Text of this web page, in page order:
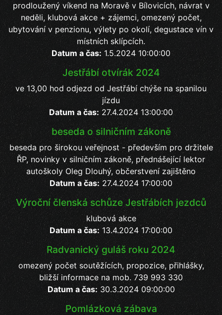
prodloužený víkend na Moravě v Bílovicích, návrat v
neděli, klubová akce + zájemci, omezený počet,
ubytování v penzionu, výlety po okolí, degustace vín v
místních sklípcích.
Datum a čas: 1.5.2024 10:00:00
Jestřábí otvírák 2024
ve 13,00 hod odjezd od Jestřábí chýše na spanilou
jízdu
Datum a čas: 27.4.2024 13:00:00
beseda o silničním zákoně
beseda pro širokou veřejnost - především pro držitele
ŘP, novinky v silničním zákoně, přednášející lektor
autoškoly Oleg Dlouhý, občerstvení zajištěno
Datum a čas: 27.4.2024 17:00:00
Výroční členská schůze Jestřábích jezdců
klubová akce
Datum a čas: 13.4.2024 17:00:00
Radvanický guláš roku 2024
omezený počet soutěžících, propozice, přihlášky,
bližší informace na mob. 739 993 330
Datum a čas: 30.3.2024 09:00:00
Pomlázková zábava